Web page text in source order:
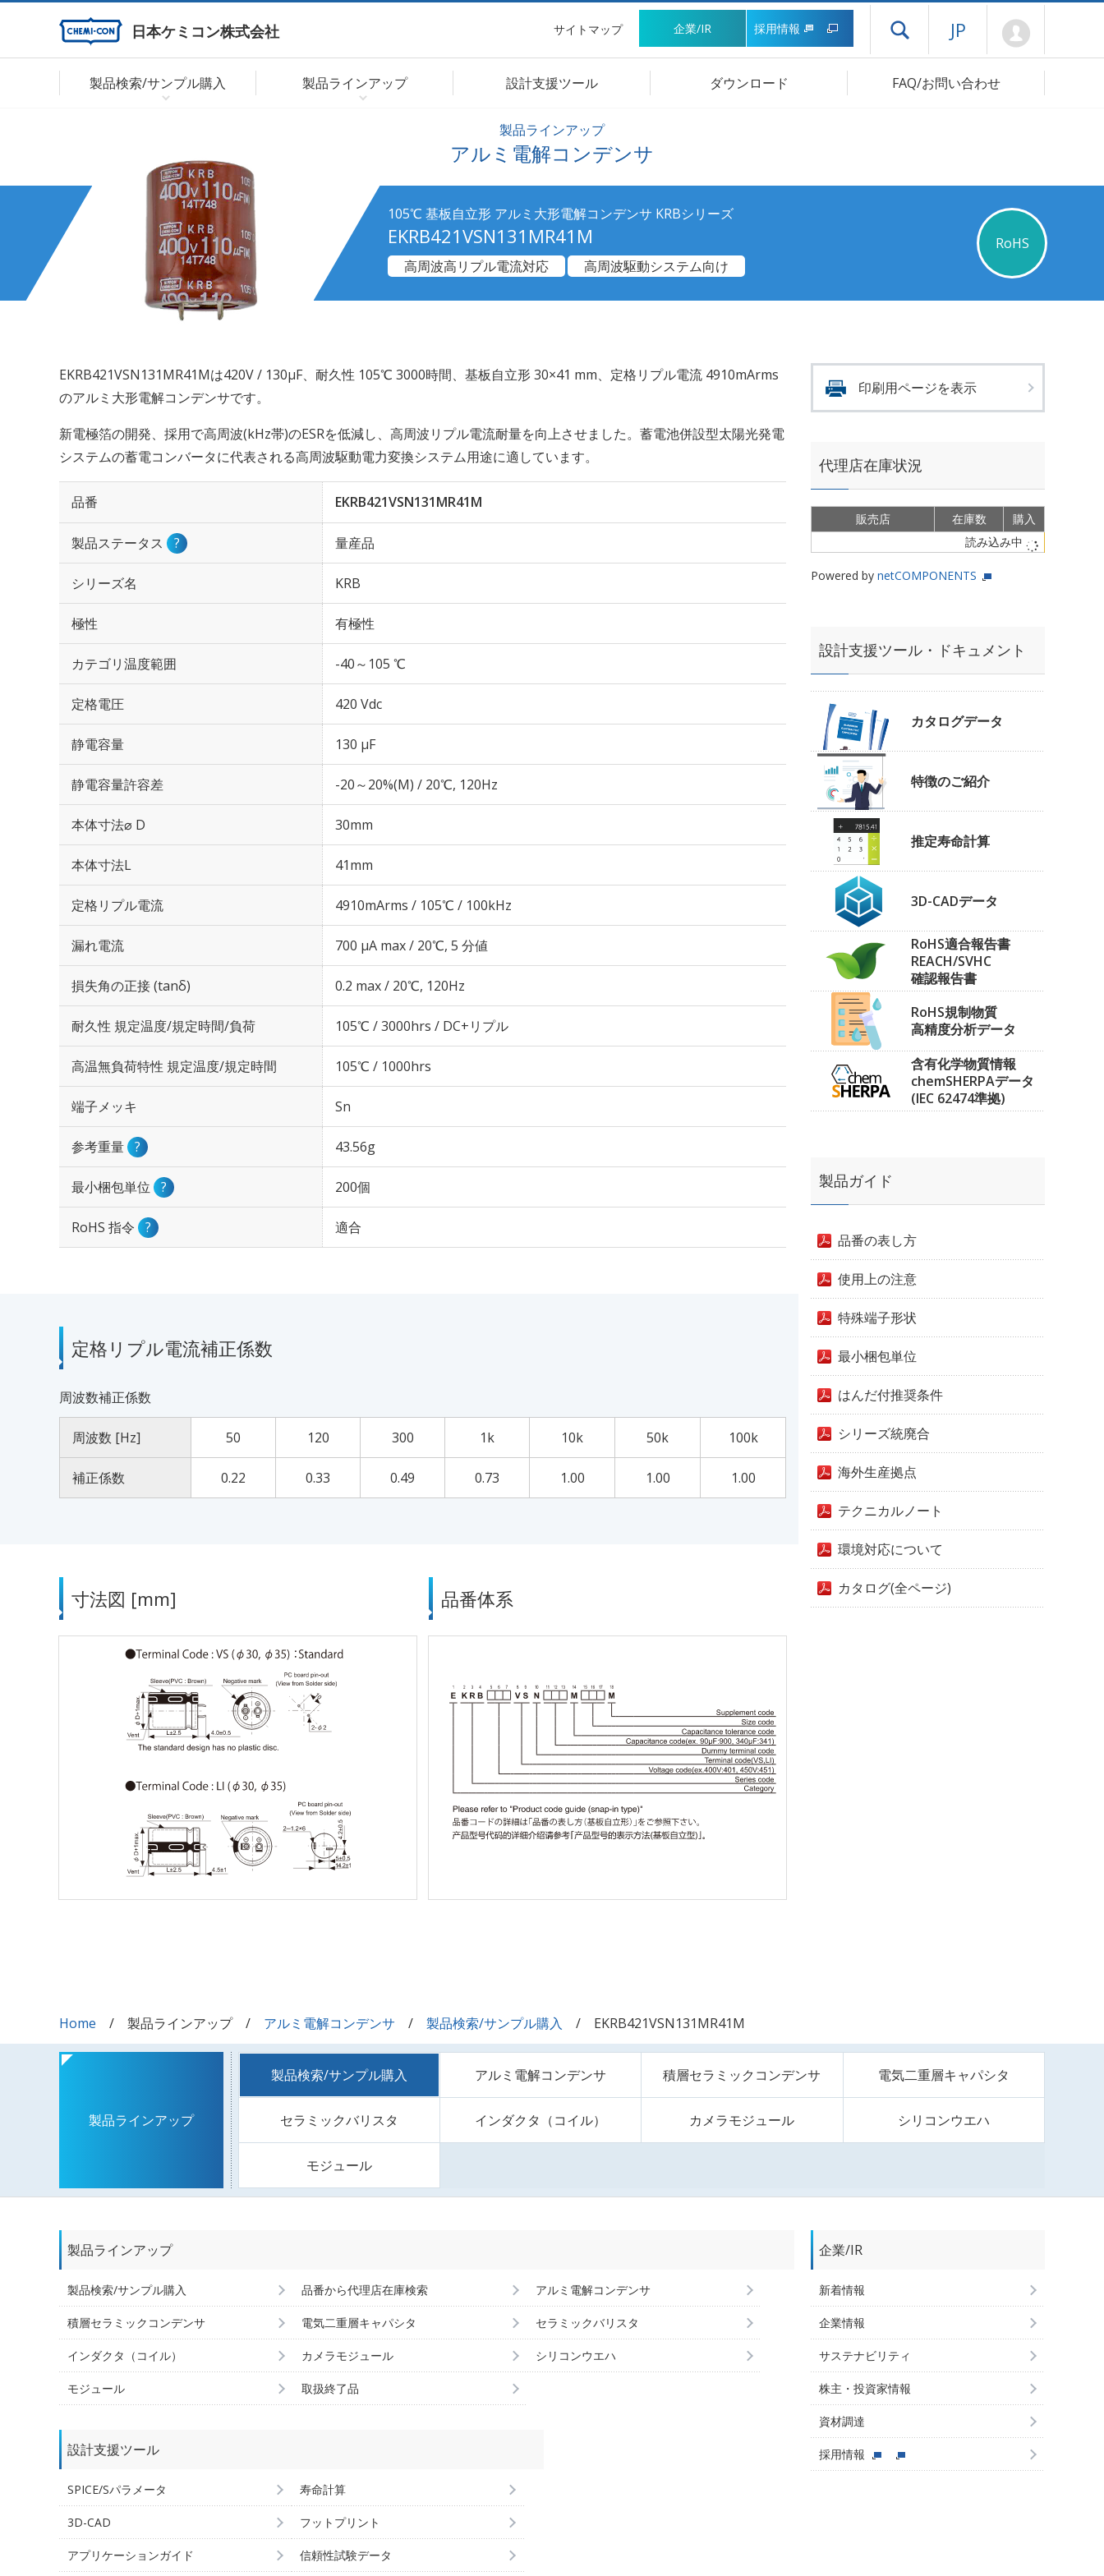
日本ケミコン株式会社 サイトマップ 企業/IR 採用情報 ドロワーメニューを開く
JP
製品検索/サンプル購入 製品ラインアップ 設計支援ツール ダウンロード FAQ/お問い合わせ
製品ラインアップ
アルミ電解コンデンサ
105℃ 基板自立形 アルミ大形電解コンデンサ KRBシリーズ
EKRB421VSN131MR41M
RoHS
高周波高リプル電流対応
高周波駆動システム向け
EKRB421VSN131MR41Mは420V / 130µF、耐久性 105℃ 3000時間、基板自立形 30×41 mm、定格リプル電流 4910mArms
のアルミ大形電解コンデンサです。
新電極箔の開発、採用で高周波(kHz帯)のESRを低減し、高周波リプル電流耐量を向上させました。蓄電池併設型太陽光発電
システムの蓄電コンバータに代表される高周波駆動電力変換システム用途に適しています。
品番 EKRB421VSN131MR41M
製品ステータス ? 量産品
シリーズ名 KRB
極性 有極性
カテゴリ温度範囲 -40～105 ℃
定格電圧 420 Vdc
静電容量 130 µF
静電容量許容差 -20～20%(M) / 20℃, 120Hz
本体寸法⌀ D 30mm
本体寸法L 41mm
定格リプル電流 4910mArms / 105℃ / 100kHz
漏れ電流 700 μA max / 20℃, 5 分値
損失角の正接 (tanδ) 0.2 max / 20℃, 120Hz
耐久性 規定温度/規定時間/負荷 105℃ / 3000hrs / DC+リプル
高温無負荷特性 規定温度/規定時間 105℃ / 1000hrs
端子メッキ Sn
参考重量 ? 43.56g
最小梱包単位 ? 200個
RoHS 指令 ? 適合
定格リプル電流補正係数
周波数補正係数
周波数 [Hz] 50 120 300 1k 10k 50k 100k
補正係数 0.22 0.33 0.49 0.73 1.00 1.00 1.00
寸法図 [mm] 品番体系
印刷用ページを表示
代理店在庫状況
販売店 在庫数
購入
読み込み中
Powered by netCOMPONENTS
設計支援ツール・ドキュメント
カタログデータ
特徴のご紹介
推定寿命計算
3D-CADデータ
RoHS適合報告書
REACH/SVHC
確認報告書
RoHS規制物質
高精度分析データ
含有化学物質情報
chemSHERPAデータ
(IEC 62474準拠)
製品ガイド
品番の表し方
使用上の注意
特殊端子形状
最小梱包単位
はんだ付推奨条件
シリーズ統廃合
海外生産拠点
テクニカルノート
環境対応について
カタログ(全ページ)
Home 製品ラインアップ アルミ電解コンデンサ 製品検索/サンプル購入 EKRB421VSN131MR41M
製品ラインアップ
製品検索/サンプル購入 アルミ電解コンデンサ 積層セラミックコンデンサ 電気二重層キャパシタ
セラミックバリスタ インダクタ（コイル） カメラモジュール シリコンウエハ
モジュール
製品ラインアップ
製品検索/サンプル購入 品番から代理店在庫検索 アルミ電解コンデンサ
積層セラミックコンデンサ 電気二重層キャパシタ セラミックバリスタ
インダクタ（コイル） カメラモジュール シリコンウエハ
モジュール 取扱終了品
設計支援ツール
SPICE/Sパラメータ 寿命計算
3D-CAD フットプリント
アプリケーションガイド 信頼性試験データ
企業/IR
新着情報
企業情報
サステナビリティ
株主・投資家情報
資材調達
採用情報